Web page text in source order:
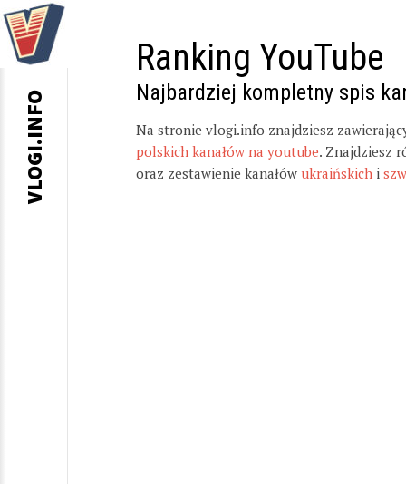
Ranking YouTube
Najbardziej kompletny spis
Na stronie vlogi.info znajdziesz
polskich kanałów na youtube. Znajdziesz
oraz zestawienie kanałów ukraińskich i
VLOGI.INFO